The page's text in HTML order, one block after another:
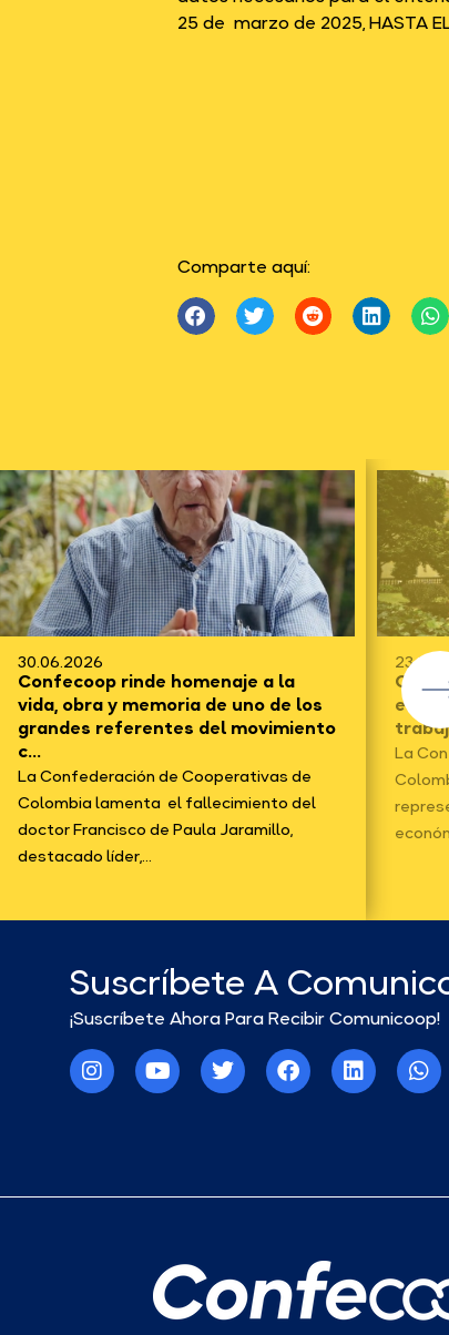
25 de marzo de 2025, HASTA
Comparte aquí:
30.06.2026
Confecoop rinde homenaje a la
vida, obra y memoria de uno de los
grandes referentes del movimiento
c...
La Confederación de Cooperativas de
Colombia lamenta el fallecimiento del
doctor Francisco de Paula Jaramillo,
destacado líder,...
La
Suscríbete A
¡Suscríbete Ahora Para Recibir Comunicoop!